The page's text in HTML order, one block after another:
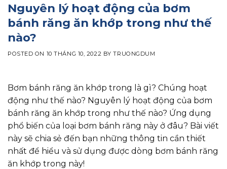
Nguyên lý hoạt động của bơm
bánh răng ăn khớp trong như thế
nào?
POSTED ON 10 THÁNG 10, 2022 BYTRUONGDUM
Bơm bánh răng ăn khớp trong là gì? Chúng hoạt
động như thế nào? Nguyên lý hoạt động của bơm
bánh răng ăn khớp trong như thế nào? Ứng dụng
phổ biến của loại bơm bánh răng này ở đâu? Bài viết
này sẽ chia sẻ đến bạn những thông tin cần thiết
nhất để hiểu và sử dụng được dòng bơm bánh răng
ăn khớp trong này!